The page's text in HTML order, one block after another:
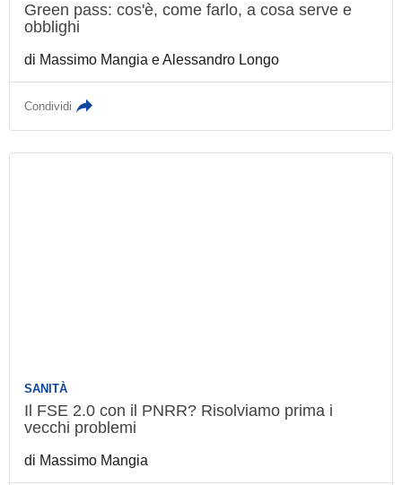
Green pass: cos'è, come farlo, a cosa serve e
obblighi
di Massimo MangiaeAlessandro Longo
Condividi
SANITÀ
Il FSE 2.0 con il PNRR? Risolviamo prima i
vecchi problemi
di Massimo Mangia